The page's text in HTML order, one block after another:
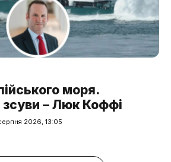
моря.
зсуви – Люк Коффі
2026, 13:05